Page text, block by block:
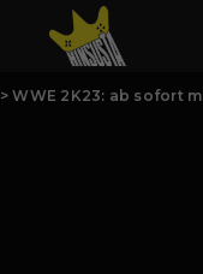
>WWE 2K23: ab sofort mit